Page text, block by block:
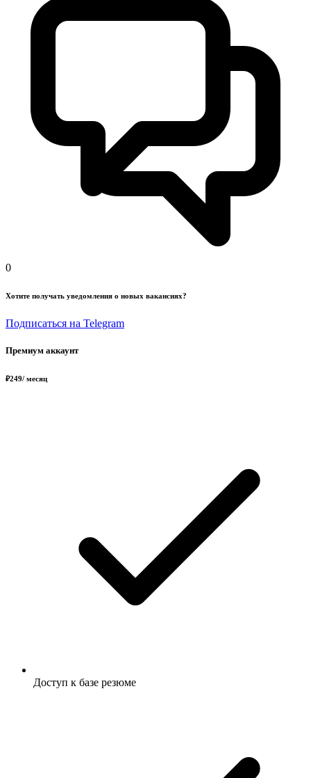
0
Хотите получать уведомления о новых вакансиях?
Подписаться на Telegram
Премиум аккаунт
₽249/ месяц
Доступ к базе резюме